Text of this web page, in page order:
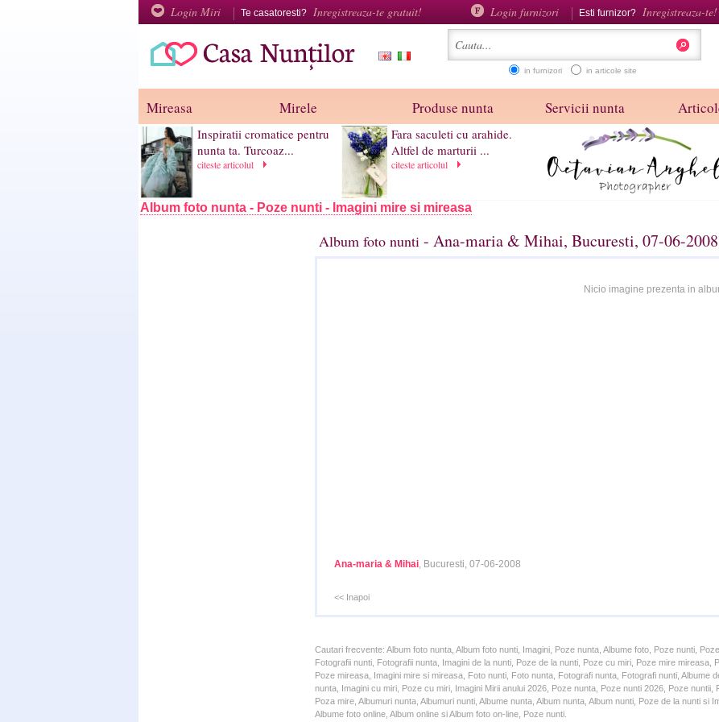
Login Miri Te casatoresti? Inregistreaza-te gratuit! Login furnizori Esti furnizor? Inregistreaza-te!
in furnizori in articole site
Mireasa Mirele Produse nunta Servicii nunta
Inspiratii cromatice pentru
nunta ta. Turcoaz...
citeste articolul
Fara saculeti cu arahide.
Altfel de marturii ...
citeste articolul
Album foto nunta - Poze nunti - Imagini mire si mireasa
Album foto nunti - Ana-maria & Mihai, Bucuresti, 07-06-2008
Nicio imagine prezenta in
Ana-maria & Mihai, Bucuresti, 07-06-2008
<< Inapoi
Cautari frecvente: Album foto nunta, Album foto nunti, Imagini, Poze nunta, Albume foto, Poze nunti,
Fotografii nunti, Fotografii nunta, Imagini de la nunti, Poze de la nunti, Poze cu miri, Poze mire mireasa,
Poze mireasa, Imagini mire si mireasa, Foto nunti, Foto nunta, Fotografi nunta, Fotografi nunti, Albume
nunta, Imagini cu miri, Poze cu miri, Imagini Mirii anului 2026, Poze nunta, Poze nunti 2026, Poze nuntii,
Poza mire, Albumuri nunta, Albumuri nunti, Albume nunta, Album nunta, Album nunti, Poze de la nunti si
Albume foto online, Album online si Album foto on-line, Poze nunti.